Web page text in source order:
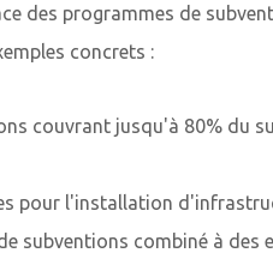
des programmes de
concrets :
couvrant jusqu'à 80% du
pour l'installation
subventions combiné à